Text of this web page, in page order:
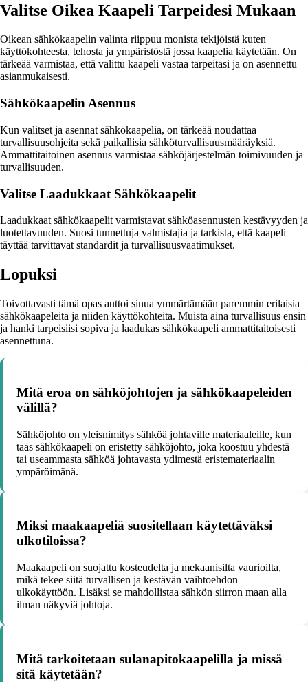
Valitse Oikea Kaapeli Tarpeidesi Mukaan
Oikean sähkökaapelin valinta riippuu monista tekijöistä kuten
käyttökohteesta, tehosta ja ympäristöstä jossa kaapelia käytetään. On
tärkeää varmistaa, että valittu kaapeli vastaa tarpeitasi ja on asennettu
asianmukaisesti.
Sähkökaapelin Asennus
Kun valitset ja asennat sähkökaapelia, on tärkeää noudattaa
turvallisuusohjeita sekä paikallisia sähköturvallisuusmääräyksiä.
Ammattitaitoinen asennus varmistaa sähköjärjestelmän toimivuuden ja
turvallisuuden.
Valitse Laadukkaat Sähkökaapelit
Laadukkaat sähkökaapelit varmistavat sähköasennusten kestävyyden ja
luotettavuuden. Suosi tunnettuja valmistajia ja tarkista, että kaapeli
täyttää tarvittavat standardit ja turvallisuusvaatimukset.
Lopuksi
Toivottavasti tämä opas auttoi sinua ymmärtämään paremmin erilaisia
sähkökaapeleita ja niiden käyttökohteita. Muista aina turvallisuus ensin
ja hanki tarpeisiisi sopiva ja laadukas sähkökaapeli ammattitaitoisesti
asennettuna.
Mitä eroa on sähköjohtojen ja sähkökaapeleiden
välillä?
Sähköjohto on yleisnimitys sähköä johtaville materiaaleille, kun
taas sähkökaapeli on eristetty sähköjohto, joka koostuu yhdestä
tai useammasta sähköä johtavasta ydimestä eristemateriaalin
ympäröimänä.
Miksi maakaapeliä suositellaan käytettäväksi
ulkotiloissa?
Maakaapeli on suojattu kosteudelta ja mekaanisilta vaurioilta,
mikä tekee siitä turvallisen ja kestävän vaihtoehdon
ulkokäyttöön. Lisäksi se mahdollistaa sähkön siirron maan alla
ilman näkyviä johtoja.
Mitä tarkoitetaan sulanapitokaapelilla ja missä
sitä käytetään?